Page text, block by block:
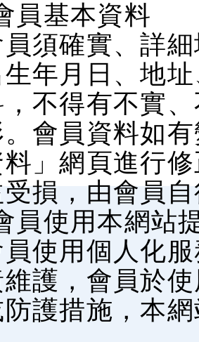
員基本資料
員須確實、詳
生年月日、地
不得有不實
。會員資料如
料」網頁進行
受損，由會員
員使用本網站
員使用個人化
維護，會員於
護措施，本